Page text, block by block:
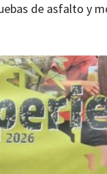
de asfalto y